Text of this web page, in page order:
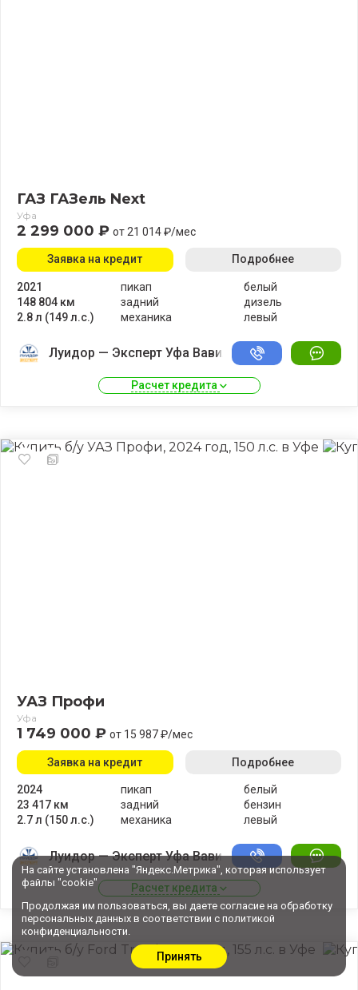
На сайте установлена "Яндекс.Метрика", которая использует
файлы "cookie"
Продолжая им пользоваться, вы даете согласие на обработку
персональных данных в соответствии с политикой
конфиденциальности.
Принять
ГАЗ ГАЗель Next
Уфа
2 299 000 ₽ от 21 014 ₽/мес
2021
148 804 км
2.8 л (149 л.с.)
пикап
задний
механика
белый
дизель
левый
Заявка на кредит Подробнее
Луидор — Эксперт Уфа Вавилово
Расчет кредита
УАЗ Профи
Уфа
1 749 000 ₽ от 15 987 ₽/мес
2024
23 417 км
2.7 л (150 л.с.)
пикап
задний
механика
белый
бензин
левый
Заявка на кредит Подробнее
Луидор — Эксперт Уфа Вавилово
Расчет кредита